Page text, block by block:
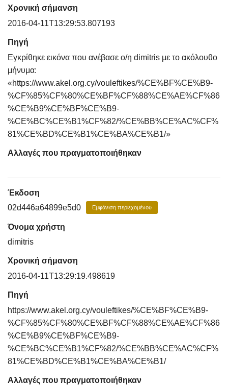
Χρονική σήμανση
2016-04-11T13:29:53.807193
Πηγή
Εγκρίθηκε εικόνα που ανέβασε ο/η dimitris με το ακόλουθο
μήνυμα:
«https://www.akel.org.cy/vouleftikes/%CE%BF%CE%B9-
%CF%85%CF%80%CE%BF%CF%88%CE%AE%CF%86
%CE%B9%CE%BF%CE%B9-
%CE%BC%CE%B1%CF%82/%CE%BB%CE%AC%CF%
81%CE%BD%CE%B1%CE%BA%CE%B1/»
Αλλαγές που πραγματοποιήθηκαν
Έκδοση
02d446a64899e5d0
Εμφάνιση περιεχομένου
Όνομα χρήστη
dimitris
Χρονική σήμανση
2016-04-11T13:29:19.498619
Πηγή
https://www.akel.org.cy/vouleftikes/%CE%BF%CE%B9-
%CF%85%CF%80%CE%BF%CF%88%CE%AE%CF%86
%CE%B9%CE%BF%CE%B9-
%CE%BC%CE%B1%CF%82/%CE%BB%CE%AC%CF%
81%CE%BD%CE%B1%CE%BA%CE%B1/
Αλλαγές που πραγματοποιήθηκαν